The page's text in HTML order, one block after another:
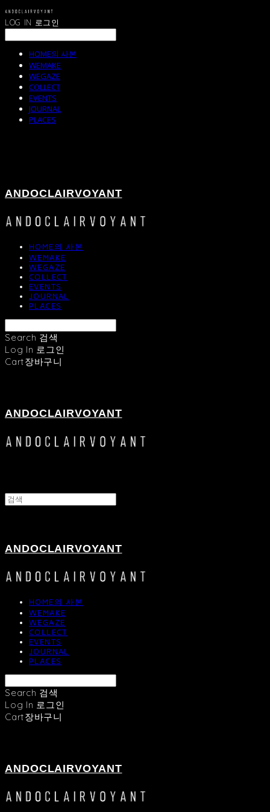
LOG IN 로그인
HOME의 사본
WEMAKE
WEGAZE
COLLECT
EVENTS
JOURNAL
PLACES
ANDOCLAIRVOYANT
HOME의 사본
WEMAKE
WEGAZE
COLLECT
EVENTS
JOURNAL
PLACES
Search 검색
Log In 로그인
Cart장바구니
ANDOCLAIRVOYANT
ANDOCLAIRVOYANT
HOME의 사본
WEMAKE
WEGAZE
COLLECT
EVENTS
JOURNAL
PLACES
Search 검색
Log In 로그인
Cart장바구니
ANDOCLAIRVOYANT